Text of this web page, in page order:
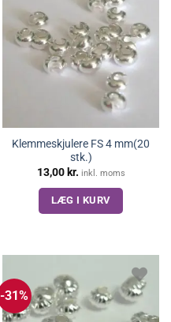
Klemmeskjulere FS 4 mm(20
stk.)
13,00 kr. inkl. moms
LÆG I KURV
-31%